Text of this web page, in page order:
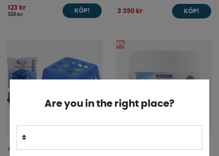
123 kr
129 kr
KÖP! 3 390 kr KÖP!
Avfuktare
5%
Biocool Purify My Driniking
Are you in the right place?